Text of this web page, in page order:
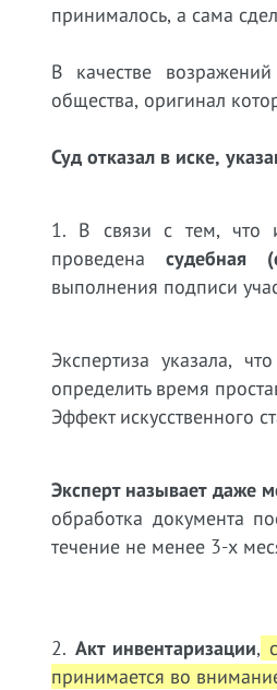
принималось, а сама
В качестве
общества, оригинал
Суд отказал в иске,
1. В связи с тем, что
проведенасудебная
выполнения подписи
Экспертиза указала,
определить время
Эффект искусственного
Эксперт называет даже
обработка документа
течение не менее 3-х
2. Акт инвентаризации,
принимается во